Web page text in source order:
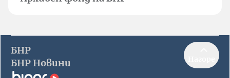
БНР
БНР Новини